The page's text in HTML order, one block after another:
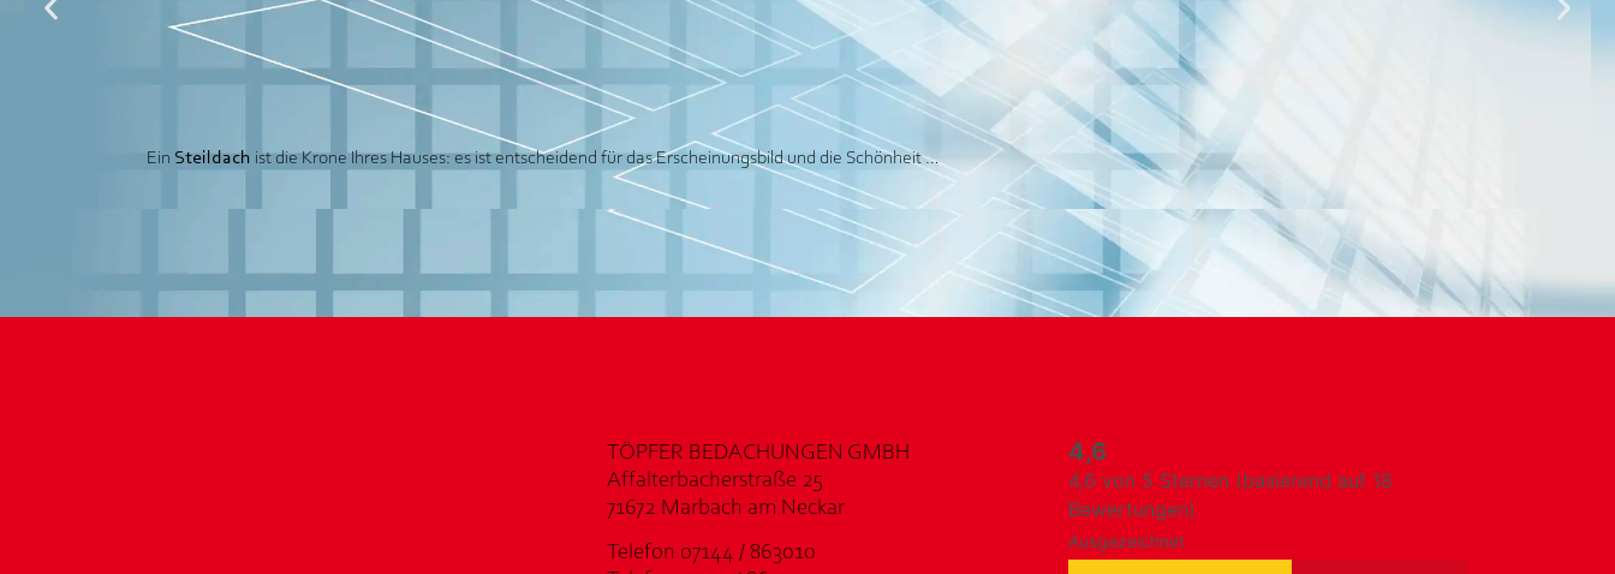
Ein Steildach ist die Krone Ihres Hauses: es ist entscheidend für das Erscheinungsbild und die Schönheit …
TÖPFER BEDACHUNGEN GMBH
Affalterbacherstraße 25
71672 Marbach am Neckar
Telefon 07144 / 863010
4,6
4,6 von 5 Sternen (basierend auf 18
Bewertungen)
Ausgezeichnet